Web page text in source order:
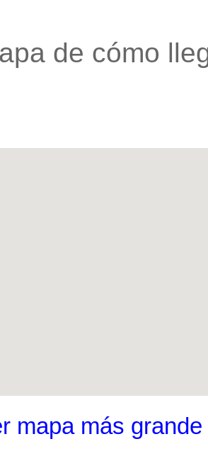
de cómo
mapa más grande